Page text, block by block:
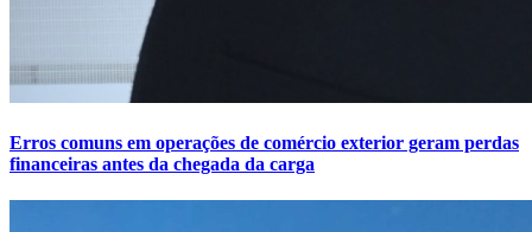
Erros comuns em operações de comércio exterior geram perdas
financeiras antes da chegada da carga